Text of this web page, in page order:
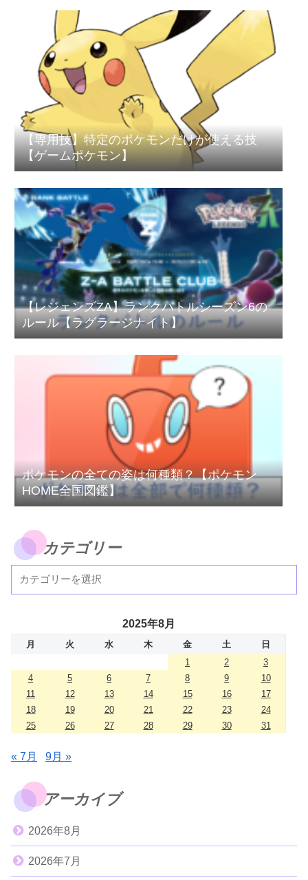
【専用技】特定のポケモンだけが使える技
【ゲームポケモン】
【レジェンズZA】ランクバトルシーズン6の
ルール【ラグラージナイト】
ポケモンの全ての姿は何種類？【ポケモン
HOME全国図鑑】
カテゴリー
2025年8月
月 火 水 木 金 土
日
1
2
3
4
5 6 7 8 9
10
11
12 13 14 15 16
17
18
19 20 21 22 23
24
25
26 27 28 29 30 31
« 7月 9月 »
アーカイブ
2026年8月
2026年7月